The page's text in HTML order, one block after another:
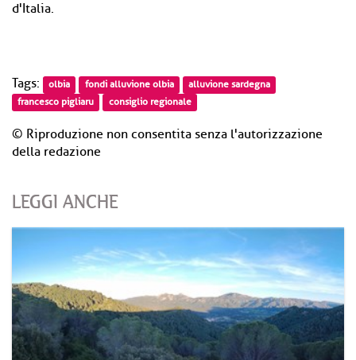
d'Italia.
Tags: olbia fondi alluvione olbia
alluvione sardegna
francesco pigliaru
consiglio regionale
© Riproduzione non consentita senza l'autorizzazione
della redazione
LEGGI ANCHE